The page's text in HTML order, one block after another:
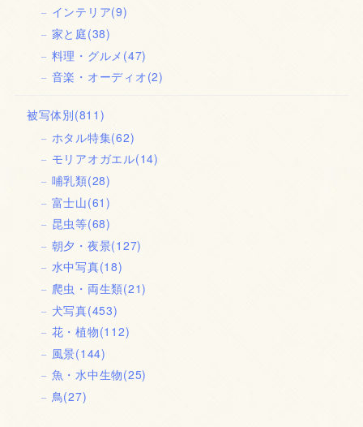
インテリア(9)
家と庭(38)
料理・グルメ (47)
音楽・オーディオ(2)
被写体別(811)
ホタル特集(62)
モリアオガエル(14)
哺乳類(28)
富士山(61)
昆虫等(68)
朝夕・夜景(127)
水中写真(18)
爬虫・両生類(21)
犬写真(453)
花・植物(112)
風景(144)
魚・水中生物(25)
鳥(27)